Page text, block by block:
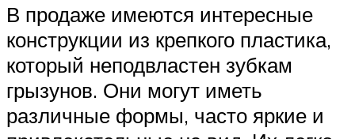
В продаже имеются интересные
конструкции из крепкого пластика,
который неподвластен зубкам
грызунов. Они могут иметь
различные формы, часто яркие и